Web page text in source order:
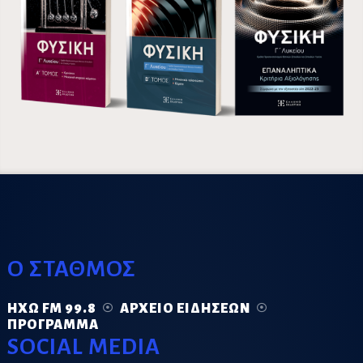
Ο ΣΤΑΘΜΟΣ
ΗΧΏ FM 99.8
ΑΡΧΕΊΟ ΕΙΔΉΣΕΩΝ
ΠΡΌΓΡΑΜΜΑ
SOCIAL MEDIA